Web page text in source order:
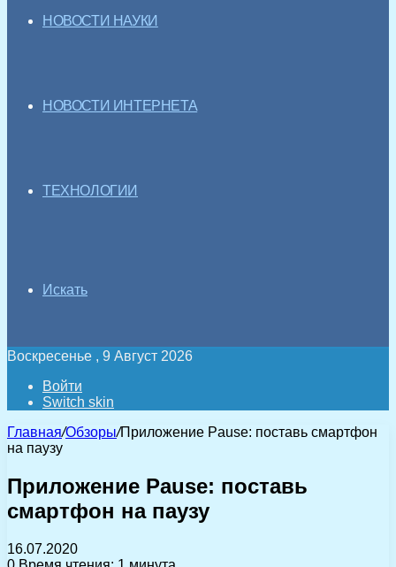
НОВОСТИ НАУКИ
НОВОСТИ ИНТЕРНЕТА
ТЕХНОЛОГИИ
Искать
Воскресенье , 9 Август 2026
Войти
Switch skin
Главная/Обзоры/Приложение Pause: поставь смартфон
на паузу
Приложение Pause: поставь
смартфон на паузу
16.07.2020